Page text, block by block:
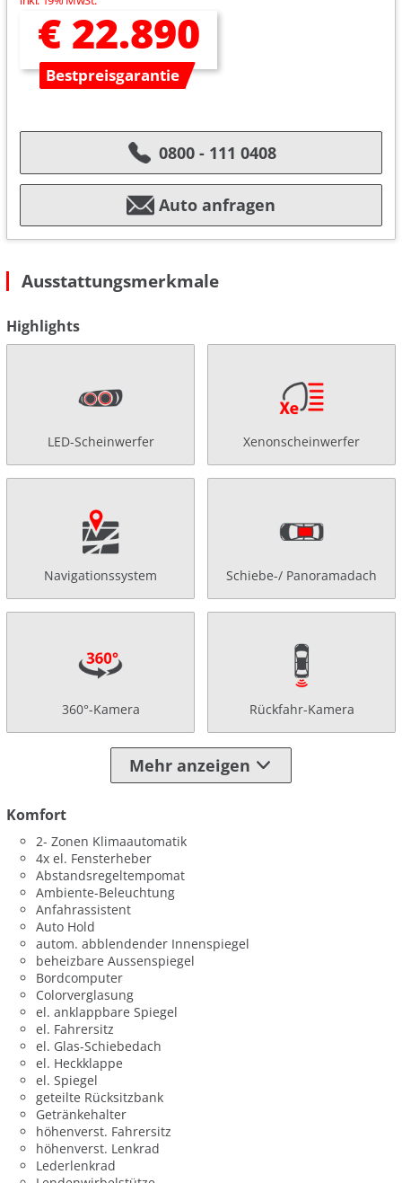
€ 22.890
Bestpreisgarantie
0800 - 111 0408
Auto anfragen
Ausstattungsmerkmale
Highlights
LED-Scheinwerfer Xenonscheinwerfer
Navigationssystem Schiebe-/ Panoramadach
360°-Kamera Rückfahr-Kamera
Mehr anzeigen
Komfort
2- Zonen Klimaautomatik
4x el. Fensterheber
Abstandsregeltempomat
Ambiente-Beleuchtung
Anfahrassistent
Auto Hold
autom. abblendender Innenspiegel
beheizbare Aussenspiegel
Bordcomputer
Colorverglasung
el. anklappbare Spiegel
el. Fahrersitz
el. Glas-Schiebedach
el. Heckklappe
el. Spiegel
geteilte Rücksitzbank
Getränkehalter
höhenverst. Fahrersitz
höhenverst. Lenkrad
Lederlenkrad